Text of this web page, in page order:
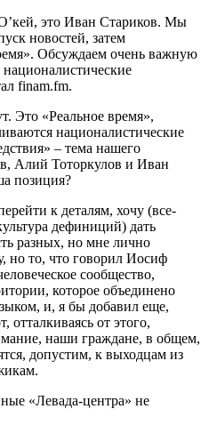
это Иван Стариков. Мы
новостей, затем
Обсуждаем очень важную
finam.fm.
Это «Реальное время»,
националистические
– тема нашего
Алий Тоторкулов и Иван
позиция?
к деталям, хочу (все-
дефиниций) дать
разных, но мне лично
но то, что говорил Иосиф
сообщество,
которое объединено
и, я бы добавил еще,
отталкиваясь от этого,
наши граждане, в общем,
допустим, к выходцам из
«Левада-центра» не